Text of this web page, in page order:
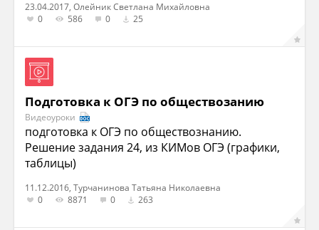
23.04.2017, Олейник Светлана Михайловна
0
586 0 25
Подготовка к ОГЭ по обществозанию
Видеоуроки
подготовка к ОГЭ по обществознанию.
Решение задания 24, из КИМов ОГЭ (графики,
таблицы)
11.12.2016, Турчанинова Татьяна Николаевна
0
8871 0 263